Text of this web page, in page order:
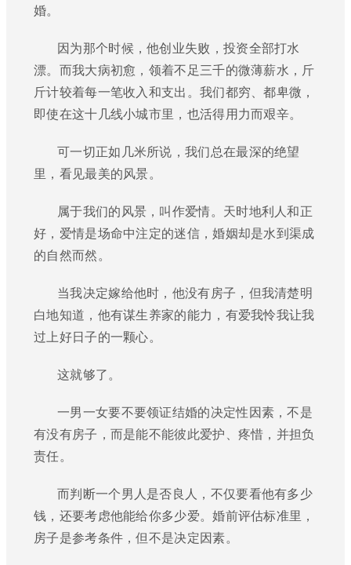
婚。
因为那个时候，他创业失败，投资全部打水
漂。而我大病初愈，领着不足三千的微薄薪水，斤
斤计较着每一笔收入和支出。我们都穷、都卑微，
即使在这十几线小城市里，也活得用力而艰辛。
可一切正如几米所说，我们总在最深的绝望
里，看见最美的风景。
属于我们的风景，叫作爱情。天时地利人和正
好，爱情是场命中注定的迷信，婚姻却是水到渠成
的自然而然。
当我决定嫁给他时，他没有房子，但我清楚明
白地知道，他有谋生养家的能力，有爱我怜我让我
过上好日子的一颗心。
这就够了。
一男一女要不要领证结婚的决定性因素，不是
有没有房子，而是能不能彼此爱护、疼惜，并担负
责任。
而判断一个男人是否良人，不仅要看他有多少
钱，还要考虑他能给你多少爱。婚前评估标准里，
房子是参考条件，但不是决定因素。